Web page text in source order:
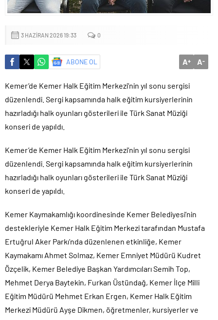
Küçük işletmeler büyük siber risklerle karşı karşıya
3 HAZIRAN 2026 19:33 0
ABONE OL A+ A-
Kemer’de Kemer Halk Eğitim Merkezi’nin yıl sonu sergisi
düzenlendi. Sergi kapsamında halk eğitim kursiyerlerinin
hazırladığı halk oyunları gösterileri ile Türk Sanat Müziği
konseri de yapıldı.
Kemer’de Kemer Halk Eğitim Merkezi’nin yıl sonu sergisi
düzenlendi. Sergi kapsamında halk eğitim kursiyerlerinin
hazırladığı halk oyunları gösterileri ile Türk Sanat Müziği
konseri de yapıldı.
Kemer Kaymakamlığı koordinesinde Kemer Belediyesi’nin
destekleriyle Kemer Halk Eğitim Merkezi tarafından Mustafa
Ertuğrul Aker Parkı’nda düzenlenen etkinliğe, Kemer
Kaymakamı Ahmet Solmaz, Kemer Emniyet Müdürü Kudret
Özçelik, Kemer Belediye Başkan Yardımcıları Semih Top,
Mehmet Derya Baytekin, Furkan Üstündağ, Kemer İlçe Milli
Eğitim Müdürü Mehmet Erkan Ergen, Kemer Halk Eğitim
Merkezi Müdürü Ayşe Dikmen, öğretmenler, kursiyerler ve